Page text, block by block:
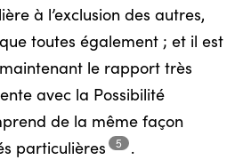
à l’exclusion des autres,
toutes également ; et il est
le rapport très
avec la Possibilité
de la même façon
particulières 5 .